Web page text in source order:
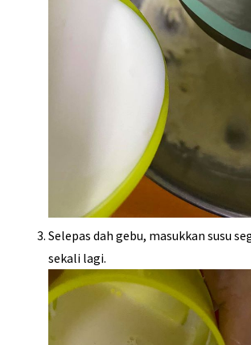
Selepas dah gebu, masukkan susu
sekali lagi.